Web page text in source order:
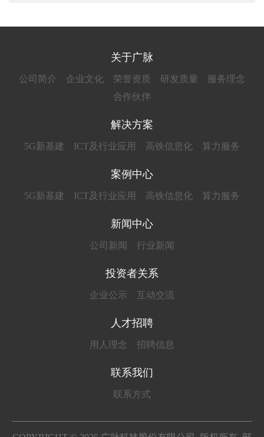
关于广脉
公司简介 企业文化 荣誉资质 研发质量
服务理念
合作伙伴
解决方案
5G新基建 ICT及行业应用 高铁信息化 算力服务
案例中心
5G新基建 ICT及行业应用 高铁信息化 算力服务
新闻中心
公司新闻 行业新闻
投资者关系
企业公示 互动交流
人才招聘
用人理念 招聘信息
联系我们
联系方式